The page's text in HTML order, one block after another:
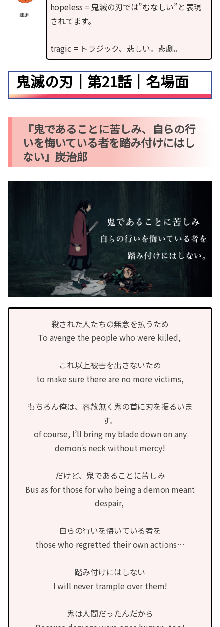
達磨
hopeless = 鬼滅の刃では”むなしい”と表現
されてます。
tragic = トラジック、悲しい。悲劇。
鬼滅の刃｜第21話｜名場面
『鬼であることに苦しみ、自らの行
いを悔いている者を踏み付けにはし
ない』炭治郎
殺された人たちの無念を払うため
To avenge the people who were killed,
これ以上被害を出さないため
to make sure there are no more victims,
もちろん俺は、容赦無く鬼の首に刃を振るいま
す。
of course, I’ll bring my blade down on any
demon’s neck without mercy!
だけど、鬼であることに苦しみ
Bus as for those for who being a demon meant
despair,
自らの行いを悔いている者を
those who regretted their own actions…
踏み付けにはしない
I will never trample over them!
鬼は人間だったんだから